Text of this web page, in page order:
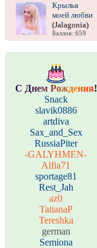
Крылья
моей любви
(Jalagonia)
Баллов: 659
С Днем Рождения!
Snack
slavik0886
artdiva
Sax_and_Sex
RussiaPiter
-GALYHMEN-
Alfia71
sportage81
Rest_Jah
az0
TatianaP
Tereshka
german
Semiona